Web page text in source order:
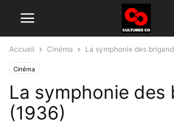
Accueil Cinéma La symphonie des
Cinéma
La symphonie des
(1936)